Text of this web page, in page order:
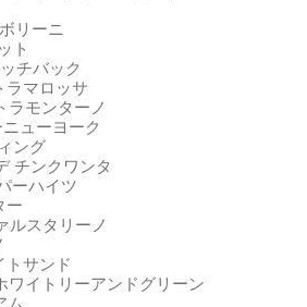
リーニ
ト
チバック
ラマロッサ
ラモンターノ
ューヨーク
ング
チンクワンタ
ーハイツ
ー
ルスタリーノ
トサンド
ワイトリーアンドグリーン
ム